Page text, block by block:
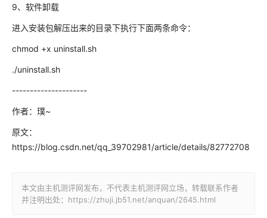
9、软件卸载
进入安装包解压出来的目录下执行下面两条命令：
chmod +x uninstall.sh
./uninstall.sh
---------------------
作者：璞~
原文：
https://blog.csdn.net/qq_39702981/article/details/82772708
本文由主机测评网发布，不代表主机测评网立场，转载联系作者
并注明出处：https://zhuji.jb51.net/anquan/2645.html